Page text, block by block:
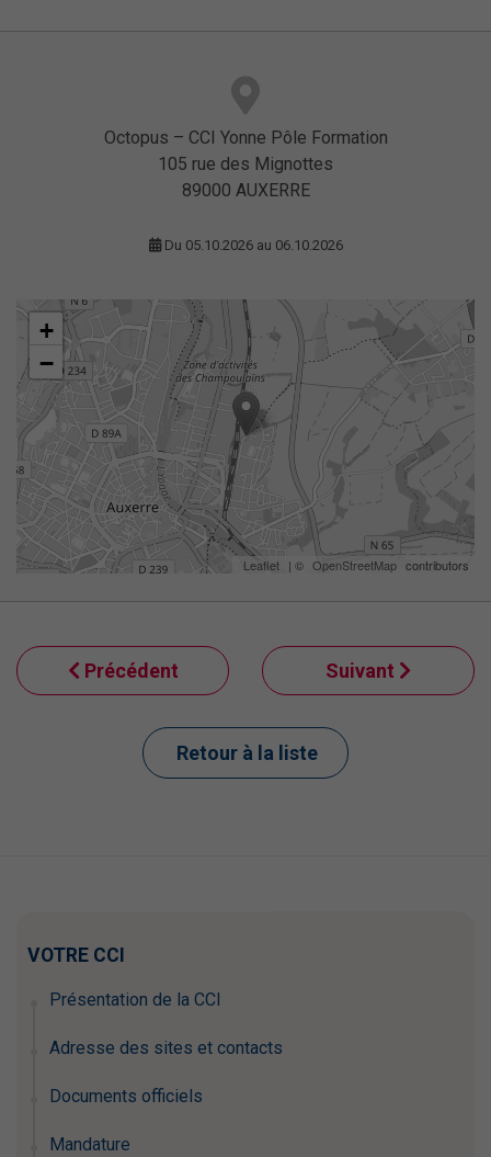
Octopus – CCI Yonne Pôle Formation
105 rue des Mignottes
89000 AUXERRE
Du 05.10.2026 au 06.10.2026
+
−
Leaflet | © OpenStreetMap contributors
Précédent
Retour à la liste
Suivant
VOTRE CCI
Présentation de la CCI
Adresse des sites et contacts
Documents officiels
Mandature